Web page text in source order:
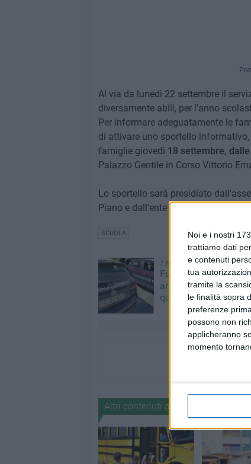
Noi e i nostri
trattiamo dati
e contenuti
tua
tramite la
le finalità sopra
preferenze
possono non
applicheranno
momento
Al via da lunedì 22 settembre il
diversamente abili, per l'anno
Per informare adeguatamente le
di attivare uno sportello
famiglie giovedì 18 settembre,
Palazzo Gentile in Corso Vittorio
Lo sportello sarà presidiato
Piano e dall'ente gestore del
SCUOLA
7 AGOSTO 2026
Furti e assalto al
arrestato 30enne:
quasi 10 anni
Altri contenuti a tema